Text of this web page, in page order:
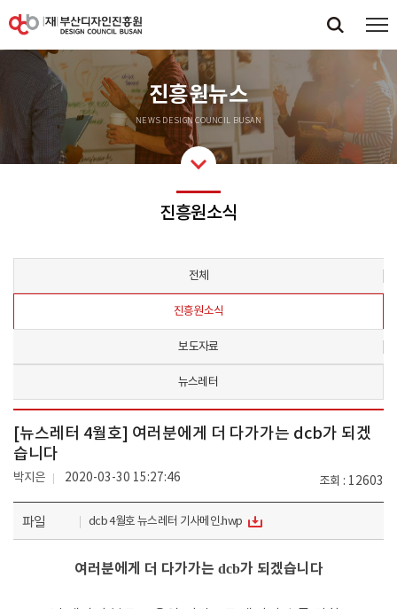
진흥원뉴스
NEWS DESIGN COUNCIL BUSAN
진흥원소식
전체
진흥원소식
보도자료
뉴스레터
[뉴스레터 4월호] 여러분에게 더 다가가는 dcb가 되겠
습니다
조회 12603
박지은 2020-03-30 15:27:46
파일 dcb 4월호 뉴스레터 기사메인.hwp
여러분에게 더 다가가는 dcb가 되겠습니다